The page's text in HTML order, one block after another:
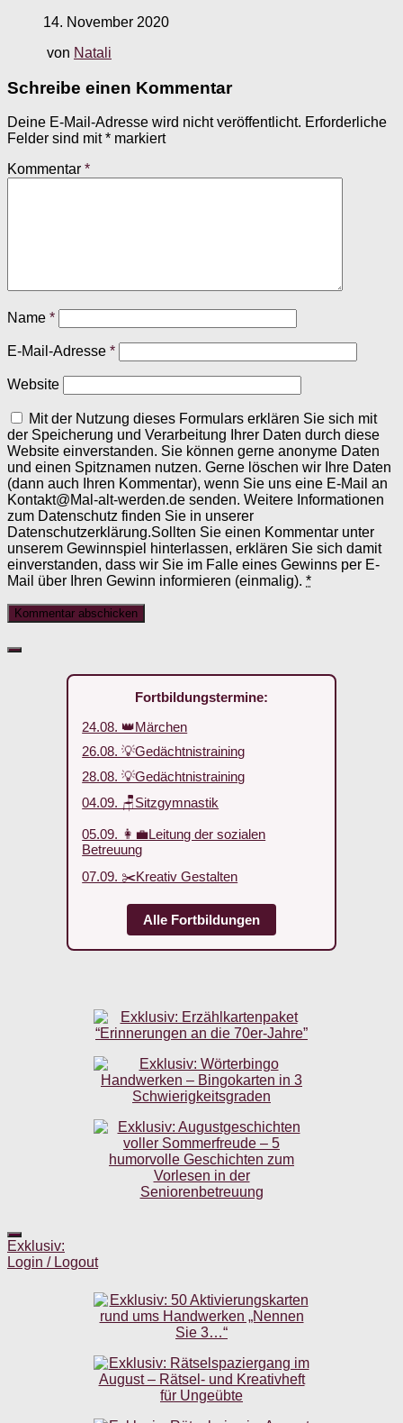
14. November 2020
von Natali
Schreibe einen Kommentar
Deine E-Mail-Adresse wird nicht veröffentlicht. Erforderliche
Felder sind mit* markiert
Kommentar *
Name *
E-Mail-Adresse *
Website
Mit der Nutzung dieses Formulars erklären Sie sich mit
der Speicherung und Verarbeitung Ihrer Daten durch diese
Website einverstanden. Sie können gerne anonyme Daten
und einen Spitznamen nutzen. Gerne löschen wir Ihre Daten
(dann auch Ihren Kommentar), wenn Sie uns eine E-Mail an
Kontakt@Mal-alt-werden.de senden. Weitere Informationen
zum Datenschutz finden Sie in unserer
Datenschutzerklärung.Sollten Sie einen Kommentar unter
unserem Gewinnspiel hinterlassen, erklären Sie sich damit
einverstanden, dass wir Sie im Falle eines Gewinns per E-
Mail über Ihren Gewinn informieren (einmalig). *
Fortbildungstermine:
24.08. 👑Märchen
26.08. 💡Gedächtnistraining
28.08. 💡Gedächtnistraining
04.09. 🪑Sitzgymnastik
05.09. 👩‍💼Leitung der sozialen
Betreuung
07.09. ✂️Kreativ Gestalten
Alle Fortbildungen
Exklusiv:
Login / Logout